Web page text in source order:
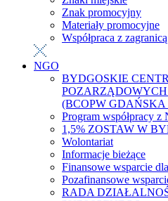
Znak promocyjny
Materiały promocyjne
Współpraca z zagranicą
NGO
BYDGOSKIE
(BCOPW GDAŃSKA
Program współpracy z
1,5% ZOSTAW W
Wolontariat
Informacje bieżące
Finansowe wsparcie
Pozafinansowe
RADA